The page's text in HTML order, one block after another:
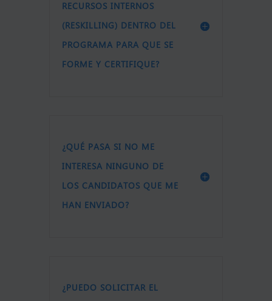
RECURSOS INTERNOS
(RESKILLING) DENTRO DEL
PROGRAMA PARA QUE SE
FORME Y CERTIFIQUE?
¿QUÉ PASA SI NO ME
INTERESA NINGUNO DE
LOS CANDIDATOS QUE ME
HAN ENVIADO?
¿PUEDO SOLICITAR EL